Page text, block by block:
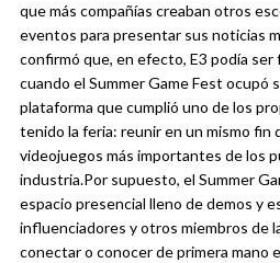
que más compañías creaban otros
eventos para presentar sus noticias
confirmó que, en efecto, E3 podía ser
cuando el Summer Game Fest ocupó
plataforma que cumplió uno de los
tenido la feria: reunir en un mismo fin
videojuegos más importantes de los
industria.Por supuesto, el Summer
espacio presencial lleno de demos y
influenciadores y otros miembros de
conectar o conocer de primera mano